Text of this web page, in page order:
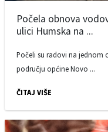
Počela obnova
ulici Humska na ...
Počeli su radovi na jednom
području općine Novo ...
ČITAJ VIŠE